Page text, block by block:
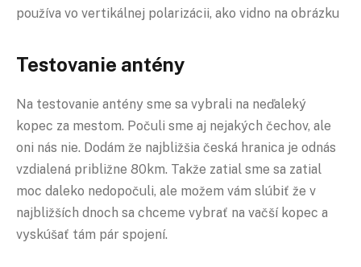
používa vo vertikálnej polarizácii, ako vidno na obrázku
Testovanie antény
Na testovanie antény sme sa vybrali na neďaleký
kopec za mestom. Počuli sme aj nejakých čechov, ale
oni nás nie. Dodám že najbližšia česká hranica je odnás
vzdialená približne 80km. Takže zatial sme sa zatial
moc daleko nedopočuli, ale možem vám slúbiť že v
najbližších dnoch sa chceme vybrať na vačší kopec a
vyskúšať tám pár spojení.